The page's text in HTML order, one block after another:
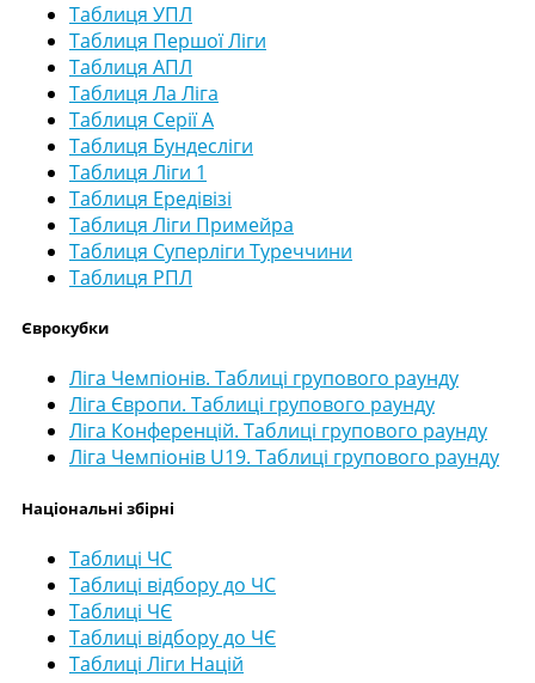
Таблиця УПЛ
Таблиця Першої Ліги
Таблиця АПЛ
Таблиця Ла Ліга
Таблиця Серії А
Таблиця Бундесліги
Таблиця Ліги 1
Таблиця Ередівізі
Таблиця Ліги Примейра
Таблиця Суперліги Туреччини
Таблиця РПЛ
Єврокубки
Ліга Чемпіонів. Таблиці групового раунду
Ліга Європи. Таблиці групового раунду
Ліга Конференцій. Таблиці групового раунду
Ліга Чемпіонів U19. Таблиці групового раунду
Національні збірні
Таблиці ЧС
Таблиці відбору до ЧС
Таблиці ЧЄ
Таблиці відбору до ЧЄ
Таблиці Ліги Націй